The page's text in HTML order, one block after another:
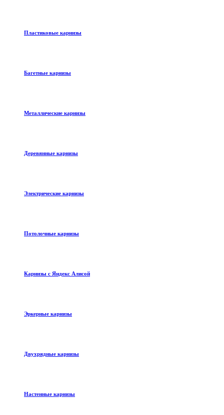
Пластиковые карнизы
Багетные карнизы
Металлические карнизы
Деревянные карнизы
Электрические карнизы
Потолочные карнизы
Карнизы с Яндекс Алисой
Эркерные карнизы
Двухрядные карнизы
Настенные карнизы